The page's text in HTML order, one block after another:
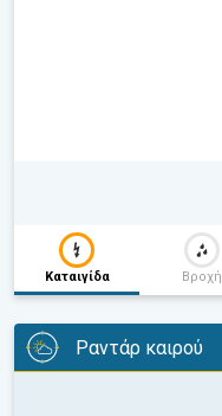
Καταιγίδα Βροχή
Ραντάρ καιρού